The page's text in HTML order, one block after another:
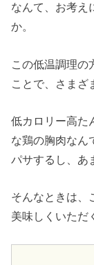
なんて、お考え
か。
この低温調理の
ことで、さまざ
低カロリー高た
な鶏の胸肉なん
パサするし、あ
そんなときは、
美味しくいただ